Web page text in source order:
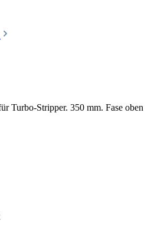
Turbo-Stripper. 350 mm. Fase oben